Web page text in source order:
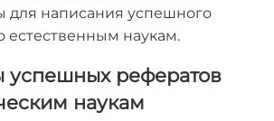
для написания успешного
естественным наукам.
рефератов
наукам